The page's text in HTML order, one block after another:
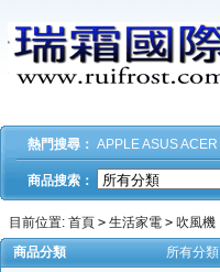
熱門搜尋： APPLEASUSACER
商品搜索：
目前位置: 首頁 > 生活家電 > 吹風機
商品分類
所有分類